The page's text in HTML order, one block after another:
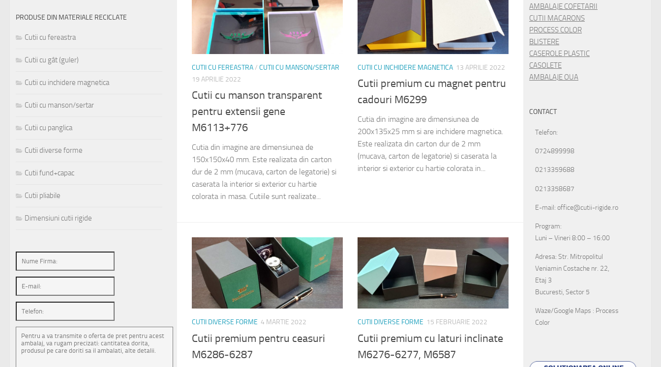
CUTII CU FEREASTRA/ CUTII CU MANSON/SERTAR
19 APRILIE 2022
Cutii cu manson transparent
pentru extensii gene
M6113+776
Cutia din imagine are dimensiunea de
150x150x40 mm. Este realizata din carton
dur de 2 mm (mucava, carton de legatorie) si
caserata la interior si exterior cu hartie
colorata in masa. Cutiile sunt realizate...
CUTII CU INCHIDERE MAGNETICA 13 APRILIE 2022
Cutii premium cu magnet pentru
cadouri M6299
Cutia din imagine are dimensiunea de
200x135x25 mm si are inchidere magnetica.
Este realizata din carton dur de 2 mm
(mucava, carton de legatorie) si caserata la
interior si exterior cu hartie colorata in...
CUTII DIVERSE FORME 4 MARTIE 2022
Cutii premium pentru ceasuri
M6286-6287
CUTII DIVERSE FORME 15 FEBRUARIE 2022
Cutii premium cu laturi inclinate
M6276-6277, M6587
PRODUSE DIN MATERIALE RECICLATE
Cutii cu fereastra
Cutii cu gât (guler)
Cutii cu inchidere magnetica
Cutii cu manson/sertar
Cutii cu panglica
Cutii diverse forme
Cutii fund+capac
Cutii pliabile
Dimensiuni cutii rigide
AMBALAJE COFETARII
CUTII MACARONS
PROCESS COLOR
BLISTERE
CASEROLE PLASTIC
CASOLETE
AMBALAJE OUA
CONTACT
Telefon:
0724899998
0213359688
0213358687
E-mail: office@cutii-rigide.ro
Program:
Luni – Vineri 8:00 – 16:00
Adresa: Str. Mitropolitul
Veniamin Costache nr. 22,
Etaj 3
Bucuresti, Sector 5
Waze/Google Maps : Process
Color